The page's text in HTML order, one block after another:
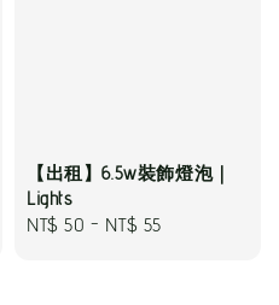
【出租】6.5w裝飾燈泡｜
Lights
Regular
NT$ 50 - NT$ 55